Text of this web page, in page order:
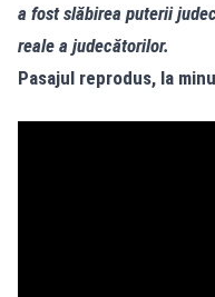
a fost slăbirea puterii
reale a judecătorilor.
Pasajul reprodus, la